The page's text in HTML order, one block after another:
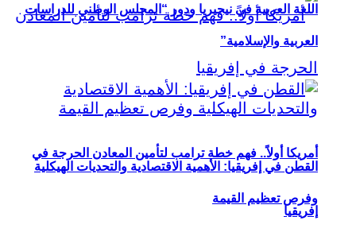
أمريكا أولاً.. فهم خطة ترامب لتأمين المعادن الحرجة في
إفريقيا
اللغة العربية في نيجيريا ودور “المجلس الوطني للدراسات
العربية والإسلامية”
القطن في إفريقيا: الأهمية الاقتصادية والتحديات الهيكلية
وفرص تعظيم القيمة